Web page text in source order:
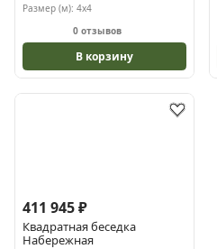
Размер (м): 4х4
0 отзывов
В корзину
411 945 ₽
Квадратная беседка
Набережная